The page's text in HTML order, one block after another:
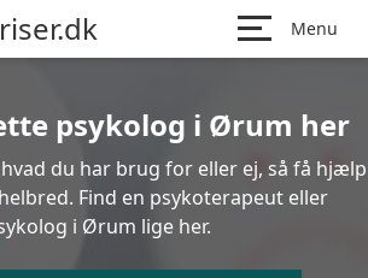
Menu
psykolog i Ørum her
du har brug for eller ej, så få hjælp
Find en psykoterapeut eller
i Ørum lige her.